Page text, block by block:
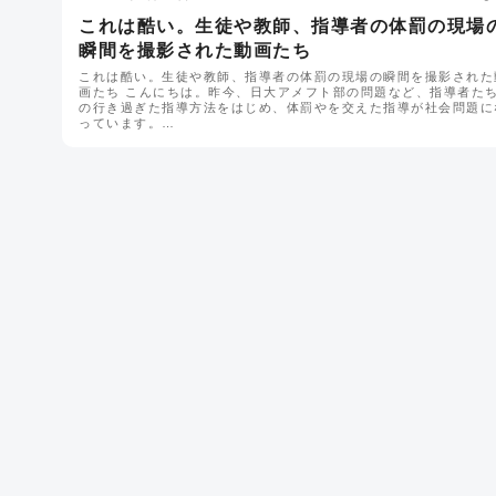
これは酷い。生徒や教師、指導者の体罰の現場
瞬間を撮影された動画たち
これは酷い。生徒や教師、指導者の体罰の現場の瞬間を撮影された
画たち こんにちは。昨今、日大アメフト部の問題など、指導者たち
の行き過ぎた指導方法をはじめ、体罰やを交えた指導が社会問題に
っています。…